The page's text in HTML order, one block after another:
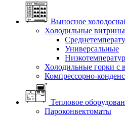
Выносное
Холодильные
Универсальные
Холодильные горки с
Компрессорно-
Тепловое
Пароконвектоматы